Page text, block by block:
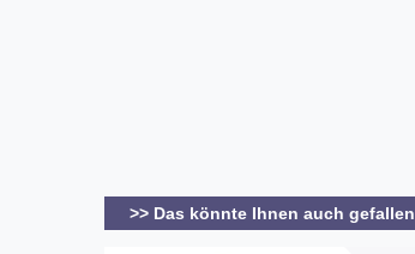
>> Das könnte Ihnen auch gefallen